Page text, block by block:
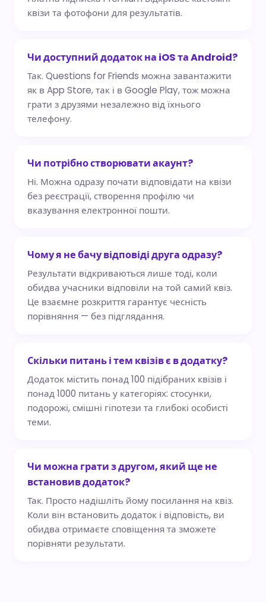
квізи та фотофони для результатів.
Чи доступний додаток на iOS та Android?
Так. Questions for Friends можна завантажити
як в App Store, так і в Google Play, тож можна
грати з друзями незалежно від їхнього
телефону.
Чи потрібно створювати акаунт?
Ні. Можна одразу почати відповідати на квізи
без реєстрації, створення профілю чи
вказування електронної пошти.
Чому я не бачу відповіді друга одразу?
Результати відкриваються лише тоді, коли
обидва учасники відповіли на той самий квіз.
Це взаємне розкриття гарантує чесність
порівняння — без підглядання.
Скільки питань і тем квізів є в додатку?
Додаток містить понад 100 підібраних квізів і
понад 1000 питань у категоріях: стосунки,
подорожі, смішні гіпотези та глибокі особисті
теми.
Чи можна грати з другом, який ще не
встановив додаток?
Так. Просто надішліть йому посилання на квіз.
Коли він встановить додаток і відповість, ви
обидва отримаєте сповіщення та зможете
порівняти результати.